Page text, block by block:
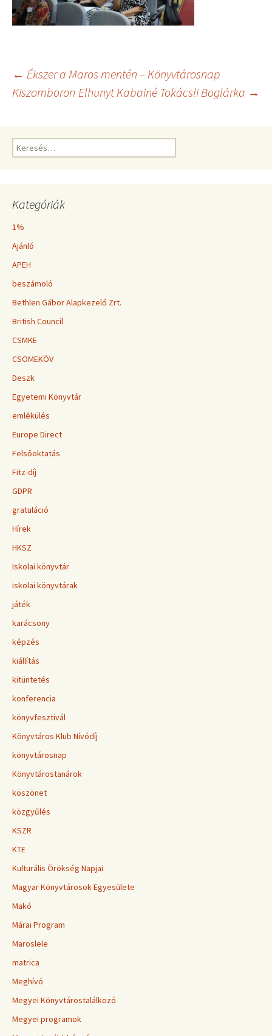
Bejegyzés
← Ékszer a Maros mentén – Könyvtárosnap
Kiszomboron Elhunyt Kabainé Tokácsli Boglárka →
Keresés:
Kategóriák
1%
Ajánló
APEH
beszámoló
Bethlen Gábor Alapkezelő Zrt.
British Council
CSMKE
CSOMEKÖV
Deszk
Egyetemi Könyvtár
emlékülés
Europe Direct
Felsőoktatás
Fitz-díj
GDPR
gratuláció
Hírek
HKSZ
Iskolai könyvtár
iskolai könyvtárak
játék
karácsony
képzés
kiállítás
kitüntetés
konferencia
könyvfesztivál
Könyvtáros Klub Nívódíj
könyvtárosnap
Könyvtárostanárok
köszönet
közgyűlés
KSZR
KTE
Kulturális Örökség Napjai
Magyar Könyvtárosok Egyesülete
Makó
Márai Program
Maroslele
matrica
Meghívó
Megyei Könyvtárostalálkozó
Megyei programok